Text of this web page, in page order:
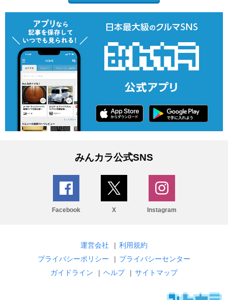
みんカラ公式SNS
Facebook X Instagram
運営会社 | 利用規約
プライバシーポリシー
| プライバシーセンター
ガイドライン
| ヘルプ | サイトマップ